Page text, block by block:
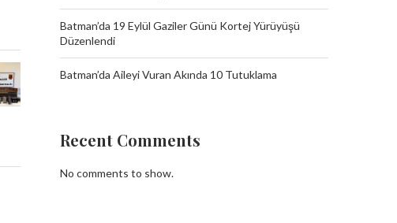
Batman’da 19 Eylül Gaziler Günü Kortej Yürüyüşü
Düzenlendi
Batman’da Aileyi Vuran Akında 10 Tutuklama
Recent Comments
No comments to show.